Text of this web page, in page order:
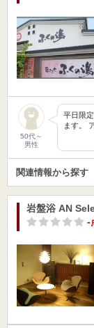
50代～
男性
平日限
ます。
関連情報から探す
岩盤浴 AN
-